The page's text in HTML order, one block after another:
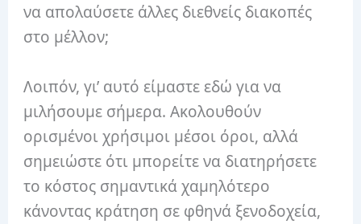
να απολαύσετε άλλες διεθνείς διακοπές
στο μέλλον;
Λοιπόν, γι’ αυτό είμαστε εδώ για να
μιλήσουμε σήμερα. Ακολουθούν
ορισμένοι χρήσιμοι μέσοι όροι, αλλά
σημειώστε ότι μπορείτε να διατηρήσετε
το κόστος σημαντικά χαμηλότερο
κάνοντας κράτηση σε φθηνά ξενοδοχεία,